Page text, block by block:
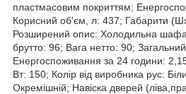
пластмасовим покриттям;
Корисний об'єм, л: 437; Габарити
Розширений опис: Холодильна
брутто: 96; Вага нетто: 90;
Енергоспоживання за 24 години:
Вт: 150; Колір від виробника рус:
Окремішній; Навіска дверей